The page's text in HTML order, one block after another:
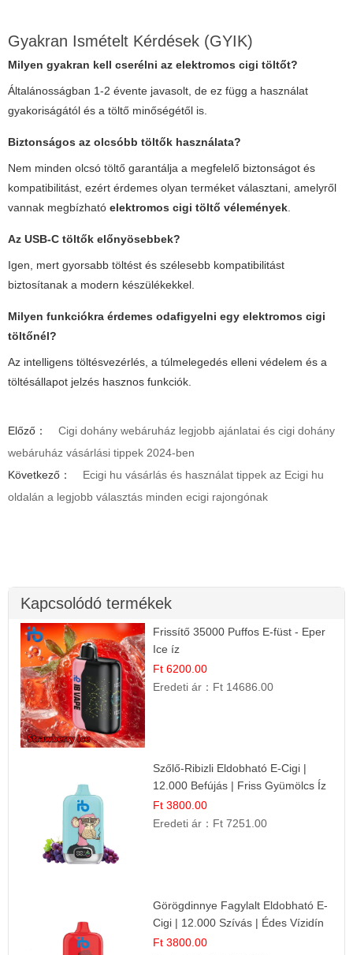
Gyakran Ismételt Kérdések (GYIK)
Milyen gyakran kell cserélni az elektromos cigi töltőt?
Általánosságban 1-2 évente javasolt, de ez függ a használat
gyakoriságától és a töltő minőségétől is.
Biztonságos az olcsóbb töltők használata?
Nem minden olcsó töltő garantálja a megfelelő biztonságot és
kompatibilitást, ezért érdemes olyan terméket választani, amelyről
vannak megbízható elektromos cigi töltő vélemények
Az USB-C töltők előnyösebbek?
Igen, mert gyorsabb töltést és szélesebb kompatibilitást
biztosítanak a modern készülékekkel.
Milyen funkciókra érdemes odafigyelni egy elektromos cigi
töltőnél?
Az intelligens töltésvezérlés, a túlmelegedés elleni védelem és a
töltésállapot jelzés hasznos funkciók.
Előző：
Cigi dohány webáruház legjobb ajánlatai és cigi dohány
webáruház vásárlási tippek 2024-ben
Következő：
Ecigi hu vásárlás és használat tippek az Ecigi hu
oldalán a legjobb választás minden ecigi rajongónak
Kapcsolódó termékek
Frissítő 35000 Puffos E-füst - Eper
Ice íz
Ft 6200.00
Eredeti ár： Ft 14686.00
Szőlő-Ribizli Eldobható E-Cigi |
12.000 Befújás | Friss Gyümölcs Íz
Ft 3800.00
Eredeti ár： Ft 7251.00
Görögdinnye Fagylalt Eldobható E-
Cigi | 12.000 Szívás | Édes Vízidín
Íz
Ft 3800.00